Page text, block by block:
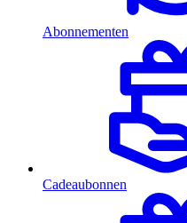
Abonnementen
Cadeaubonnen